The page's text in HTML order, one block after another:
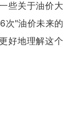
些关于油价大
次"油价未来的
好地理解这个